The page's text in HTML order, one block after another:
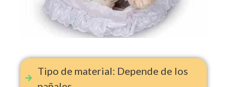
Tipo de material: Depende de los